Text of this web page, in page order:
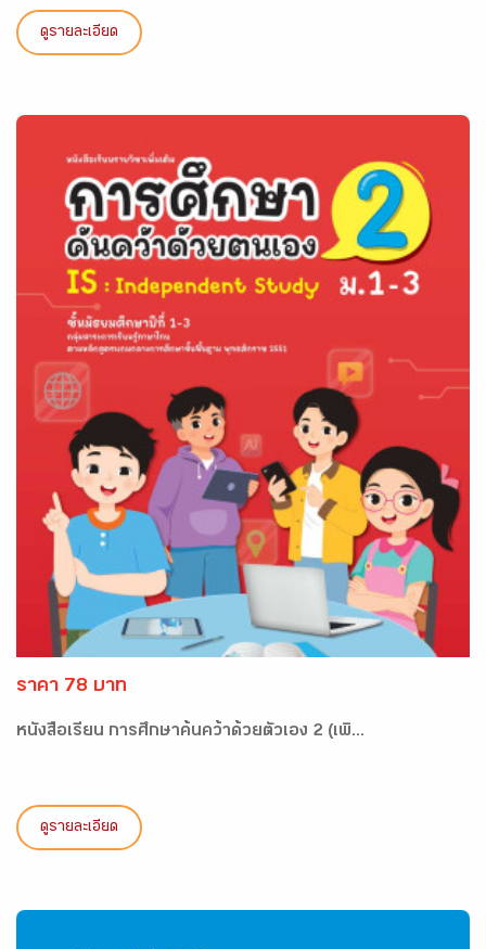
ดูรายละเอียด
ราคา 78 บาท
หนังสือเรียน การศึกษาค้นคว้าด้วยตัวเอง 2 (เพิ...
ดูรายละเอียด